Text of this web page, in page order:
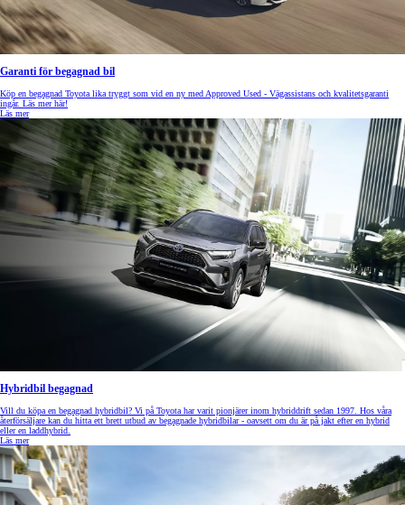
Garanti för begagnad bil
Köp en begagnad Toyota lika tryggt som vid en ny med Approved Used - Vägassistans och kvalitetsgaranti
ingår. Läs mer här!
Läs mer
Hybridbil begagnad
Vill du köpa en begagnad hybridbil? Vi på Toyota har varit pionjärer inom hybriddrift sedan 1997. Hos våra
återförsäljare kan du hitta ett brett utbud av begagnade hybridbilar - oavsett om du är på jakt efter en hybrid
eller en laddhybrid.
Läs mer